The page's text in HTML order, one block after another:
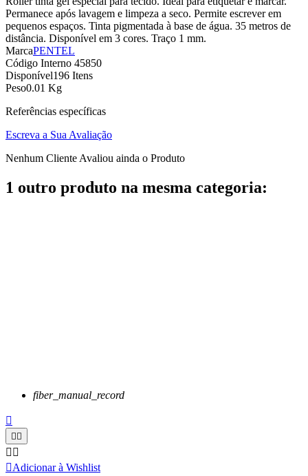
Permanece após lavagem e limpeza a seco. Permite escrever em
pequenos espaços. Tinta pigmentada à base de água. 35 metros de
distância. Disponível em 3 cores. Traço 1 mm.
MarcaPENTEL
Código Interno 45850
Disponível196 Itens
Peso0.01 Kg
Referências específicas
Escreva a Sua Avaliação
Nenhum Cliente Avaliou ainda o Produto
1 outro produto na mesma categoria:
fiber_manual_record

 
 
Adicionar à Wishlist